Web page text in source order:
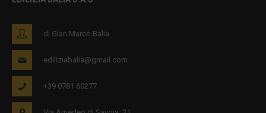
di Gian Marco Balia
ediliziabalia@gmail.com
+39 0781 60277